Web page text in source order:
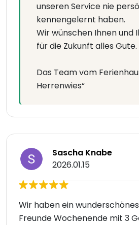
unseren Service nie
kennengelernt haben.
Wir wünschen Ihnen und
für die Zukunft alles Gute.
Das Team vom
Herrenwies“
Sascha Knabe
2026.01.15
Wir haben ein
Freunde Wochenende mit 3